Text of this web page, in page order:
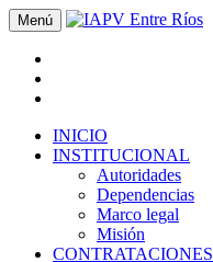
Menú
INICIO
INSTITUCIONAL
Autoridades
Dependencias
Marco legal
Misión
CONTRATACIONES